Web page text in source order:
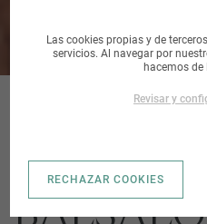
C/ JOSE
Las cookies propias y de
servicios. Al navegar por
hacemos de
Revisar y
RECHAZAR COOKIES